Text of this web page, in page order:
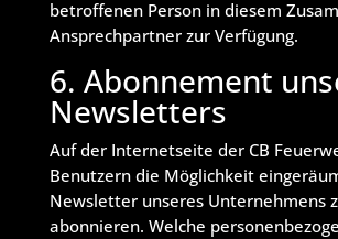
betroffenen Person in diesem
Ansprechpartner zur Verfügung.
6. Abonnement
Newsletters
Auf der Internetseite der CB
Benutzern die Möglichkeit
Newsletter unseres Unternehmens
abonnieren. Welche